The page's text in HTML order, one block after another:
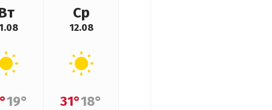
19°
Ср
12.08
31°18°